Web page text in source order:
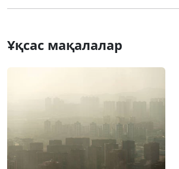
Ұқсас мақалалар